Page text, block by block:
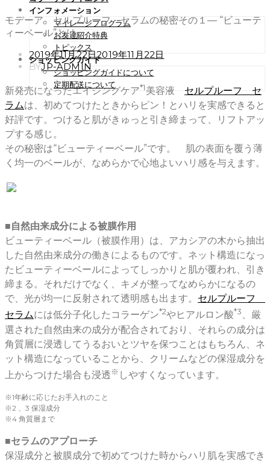
インフォメーション
マイレージプログラム
お友達紹介特典
トピックス
ショッピングガイド
ショッピングガイドについて
定期配送について
モデーア セルプルーフ セラムの秘密その１― “ビューテ
ィーベール”とはー
POSTED
ON
2019年11月22日2019年11月22日
BYJP-ADMIN
新発売になったエイジングケア*1美容液 セルプルーフ セ
ラムは、初めてつけたときからピン！とハリを実感できると
好評です。つけると肌がきゅっと引き締まって、リフトアッ
プする感じ。
その秘密は“ビューティーベール”です。 肌の表面を覆う薄
く均一のベールが、なめらかで心地よいハリ感を与えます。
■自然由来成分による被膜作用
ビューティーベール（被膜作用）は、アカシアの木から抽出
した自然由来成分の働きによるものです。ネット構造になっ
たビューティーベールによってしっかりと肌が覆われ、引き
締まる。それだけでなく、キメが整ってなめらかになるの
で、光が均一に反射されて透明感も出ます。 セルプルーフ
セラムには低分子化したコラーゲン*2やヒアルロン酸*3、厳
選された自然由来の成分が配合されており、それらの成分は
角質層に浸透してうるおいとツヤを保つことはもちろん、ネ
ット構造になっていることから、クリームなどの保湿成分を
上からつけた場合も浸透※ しやすくなっています。
※1年齢に応じたお手入れのこと
※2 、3 保湿成分
※4 角質層まで
■セラムのアプローチ
保湿成分と被膜成分で初めてつけた時からハリ肌を実感でき